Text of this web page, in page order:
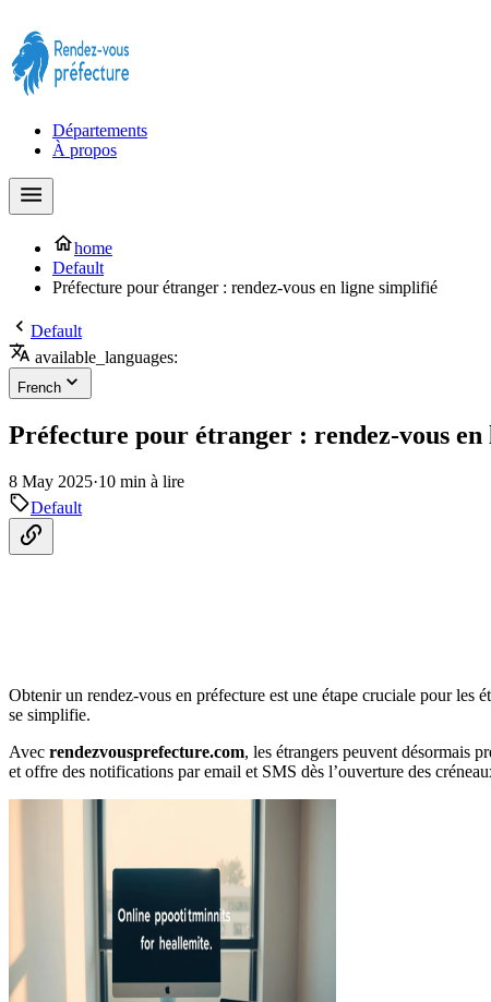
Départements
À propos
home
Default
Préfecture pour étranger : rendez-vous en ligne simplifié
Default
available_languages:
French
Préfecture pour étranger : rendez-vous
8 May 2025·10 min à lire
Default
Obtenir un rendez-vous en préfecture est une étape cruciale pour les
se simplifie.
Avec rendezvousprefecture.com, les étrangers peuvent désormais
et offre des notifications par email et SMS dès l’ouverture des